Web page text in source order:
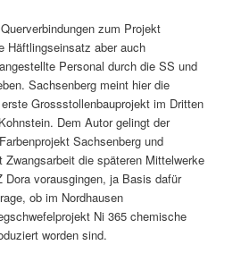
zum Projekt
Häftlingseinsatz aber auch
Personal durch die SS und
Sachsenberg meint hier die
Grossstollenbauprojekt im Dritten
Dem Autor gelingt der
Sachsenberg und
die späteren Mittelwerke
vorausgingen, ja Basis dafür
ob im Nordhausen
Ni 365 chemische
worden sind.